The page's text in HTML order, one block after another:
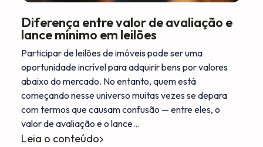
Diferença entre valor de avaliação e
lance mínimo em leilões
Participar de leilões de imóveis pode ser uma
oportunidade incrível para adquirir bens por valores
abaixo do mercado. No entanto, quem está
começando nesse universo muitas vezes se depara
com termos que causam confusão — entre eles, o
valor de avaliação e o lance…
Leia o conteúdo